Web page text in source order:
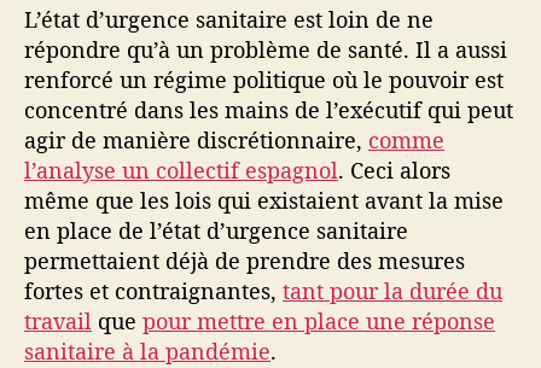
t
L’état d’urgence sanitaire est loin de ne
répondre qu’à un problème de santé. Il a aussi
renforcé un régime politique où le pouvoir est
concentré dans les mains de l’exécutif qui peut
agir de manière discrétionnaire, comme
l’analyse un collectif espagnol. Ceci alors
même que les lois qui existaient avant la mise
en place de l’état d’urgence sanitaire
permettaient déjà de prendre des mesures
fortes et contraignantes, tant pour la durée du
travail que pour mettre en place une réponse
sanitaire à la pandémie.